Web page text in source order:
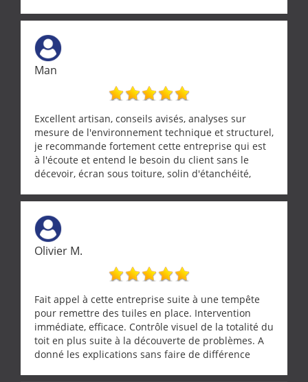
Man
Excellent artisan, conseils avisés, analyses sur
mesure de l'environnement technique et structurel,
je recommande fortement cette entreprise qui est
à l'écoute et entend le besoin du client sans le
décevoir, écran sous toiture, solin d'étanchéité,
récupérateur d'eau, tout a été parfaitement mis en
œuvre sans besoin d'y revenir. confiance assurée.
Olivier M.
Fait appel à cette entreprise suite à une tempête
pour remettre des tuiles en place. Intervention
immédiate, efficace. Contrôle visuel de la totalité du
toit en plus suite à la découverte de problèmes. A
donné les explications sans faire de différence